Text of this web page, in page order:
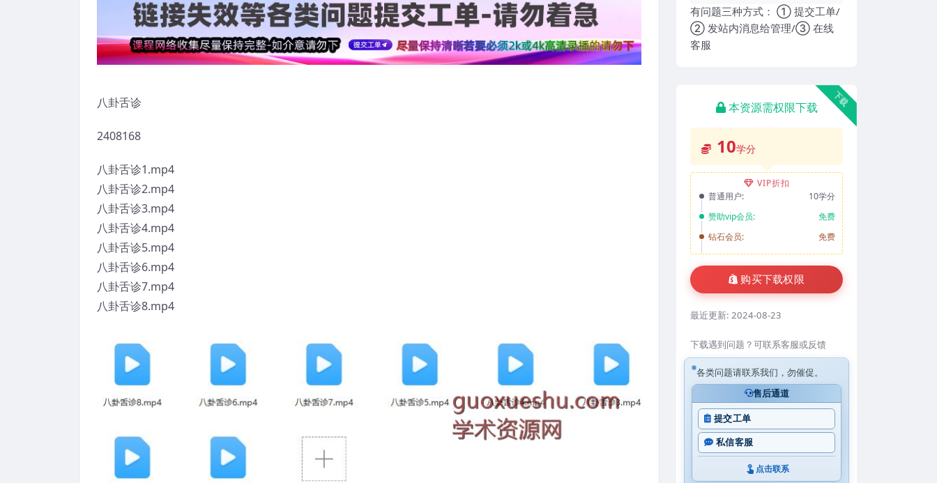
八卦舌诊
2408168
八卦舌诊1.mp4
八卦舌诊2.mp4
八卦舌诊3.mp4
八卦舌诊4.mp4
八卦舌诊5.mp4
八卦舌诊6.mp4
八卦舌诊7.mp4
八卦舌诊8.mp4
有问题三种方式： ① 提交工单/
② 发站内消息给管理/③ 在线
客服
下载
本资源需权限下载
10学分
VIP折扣
普通用户:
10学分
赞助vip会员:
免费
钻石会员:
免费
购买下载权限
最近更新: 2024-08-23
下载遇到问题？可联系客服或反馈
各类问题请联系我们，勿催促。
售后通道
提交工单
私信客服
点击联系